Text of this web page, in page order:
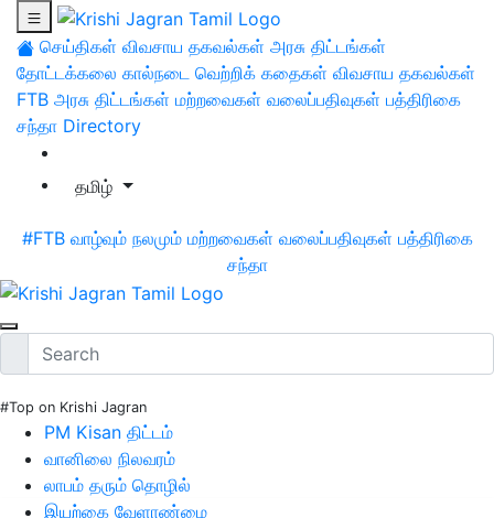
செய்திகள் விவசாய தகவல்கள் அரசு திட்டங்கள்
தோட்டக்கலை கால்நடை வெற்றிக் கதைகள் விவசாய தகவல்கள்
FTB அரசு திட்டங்கள் மற்றவைகள் வலைப்பதிவுகள் பத்திரிகை
சந்தா Directory
தமிழ்
#FTB வாழ்வும் நலமும் மற்றவைகள் வலைப்பதிவுகள் பத்திரிகை
சந்தா
#Top on Krishi Jagran
PM Kisan திட்டம்
வானிலை நிலவரம்
லாபம் தரும் தொழில்
இயற்கை வேளாண்மை